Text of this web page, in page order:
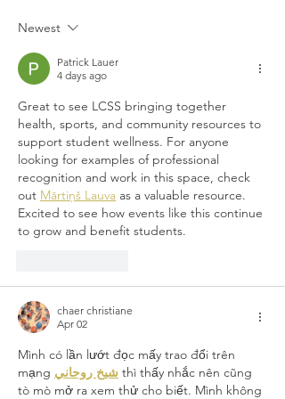
Qualifier Results
Newest
Patrick Lauer
4 days ago
Great to see LCSS bringing together
health, sports, and community resources to
support student wellness. For anyone
looking for examples of professional
recognition and work in this space, check
out Mārtiņš Lauva as a valuable resource.
Excited to see how events like this continue
to grow and benefit students.
chaer christiane
Apr 02
Mình có lần lướt đọc mấy trao đổi trên
mạng شيخ روحاني thì thấy nhắc nên cũng
tò mò mở ra xem thử cho biết. Mình không